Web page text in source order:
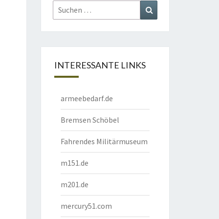
Suchen
nach:
INTERESSANTE LINKS
armeebedarf.de
Bremsen Schöbel
Fahrendes Militärmuseum
m151.de
m201.de
mercury51.com